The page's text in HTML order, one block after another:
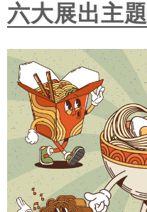
六大展出主題